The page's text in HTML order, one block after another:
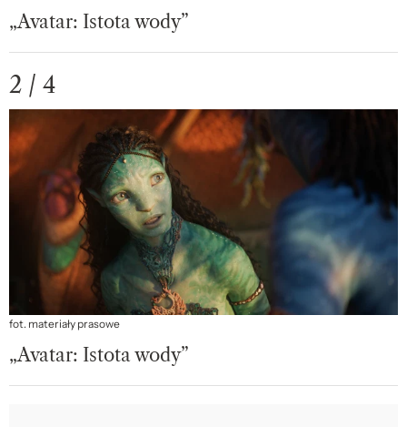
„Avatar: Istota wody”
2 / 4
fot. materiały prasowe
„Avatar: Istota wody”